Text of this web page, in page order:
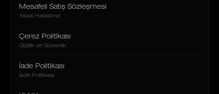
Mesafeli Satış Sözleşmesi
Yasal Haklarınız
Çerez Politikası
Gizlilik ve Güvenlik
İade Politikası
İade Politikası